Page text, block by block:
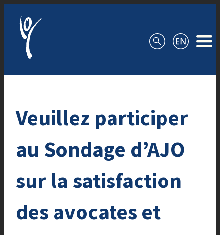
Veuillez participer
au Sondage d’AJO
sur la satisfaction
des avocates et